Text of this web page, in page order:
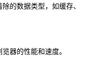
的数据类型，如缓存、
器的性能和速度。